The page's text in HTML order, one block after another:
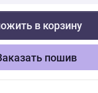
в корзину
пошив